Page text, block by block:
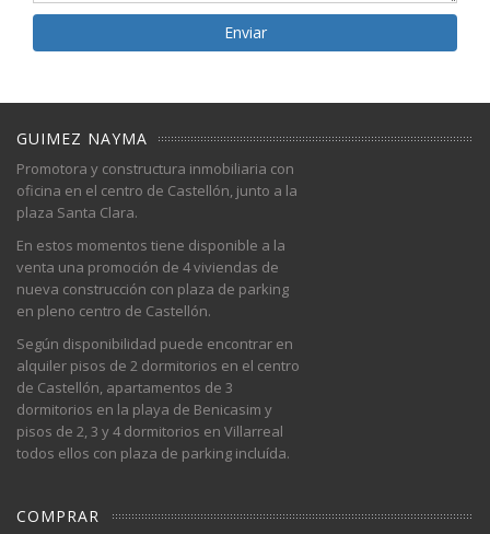
GUIMEZ NAYMA
Promotora y constructura inmobiliaria con
oficina en el centro de Castellón, junto a la
plaza Santa Clara.
En estos momentos tiene disponible a la
venta una promoción de 4 viviendas de
nueva construcción con plaza de parking
en pleno centro de Castellón.
Según disponibilidad puede encontrar en
alquiler pisos de 2 dormitorios en el centro
de Castellón, apartamentos de 3
dormitorios en la playa de Benicasim y
pisos de 2, 3 y 4 dormitorios en Villarreal
todos ellos con plaza de parking incluída.
COMPRAR